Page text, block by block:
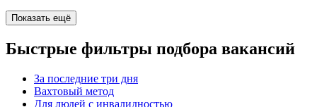
Показать ещё
Быстрые фильтры подбора вакансий
За последние три дня
Вахтовый метод
Для людей с инвалидностью